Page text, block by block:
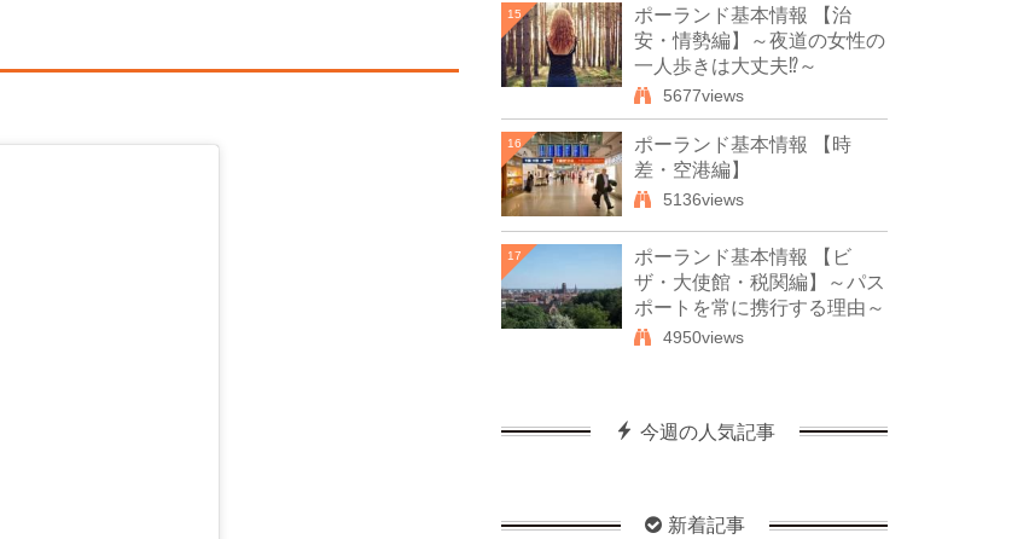
15
ポーランド基本情報 【治
安・情勢編】～夜道の女性の
一人歩きは大丈夫⁉～
5677views
16
ポーランド基本情報 【時
差・空港編】
5136views
17
ポーランド基本情報 【ビ
ザ・大使館・税関編】～パス
ポートを常に携行する理由～
4950views
今週の人気記事
新着記事